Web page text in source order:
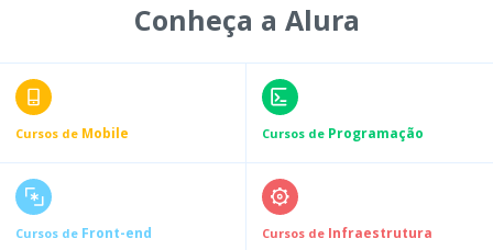
Conheça a Alura
Cursos de Mobile Cursos de Programação
Cursos de Front-end Cursos de Infraestrutura